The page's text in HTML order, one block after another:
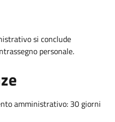
si conclude
personale.
amministrativo: 30 giorni